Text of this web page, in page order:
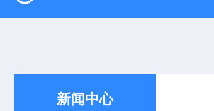
新闻中心